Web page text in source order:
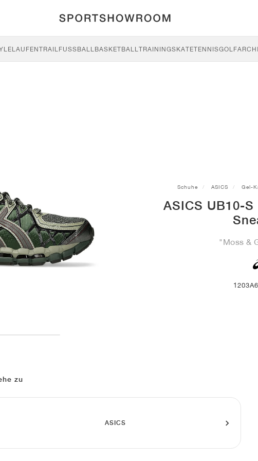
LAUFENTRAILFUSSBALL BASKETBALLTRAININGSKATETENNISGOLF
Schuhe ASICS Gel-
ASICS UB10-
"Moss &
zu
ASICS